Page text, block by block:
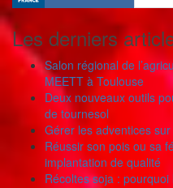
Les derniers
Salon régional de
MEETT à Toulouse
Deux nouveaux outils
de tournesol
Gérer les adventices
Réussir son pois ou sa
implantation de qualité
Récoltes soja :